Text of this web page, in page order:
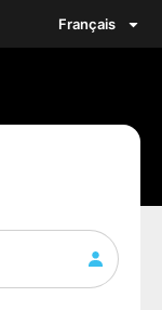
Français